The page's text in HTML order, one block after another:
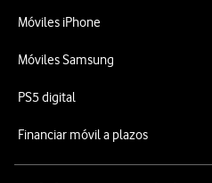
Móviles iPhone
Móviles Samsung
PS5 digital
Financiar móvil a plazos